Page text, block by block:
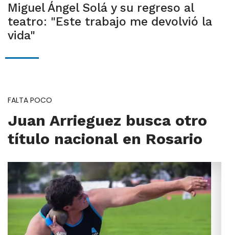
Miguel Ángel Solá y su regreso al
teatro: "Este trabajo me devolvió la
vida"
FALTA POCO
Juan Arrieguez busca otro
título nacional en Rosario